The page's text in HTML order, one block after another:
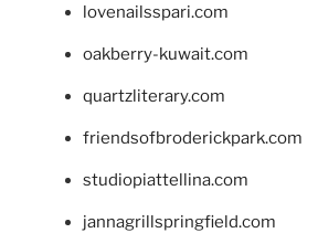
lovenailsspari.com
oakberry-kuwait.com
quartzliterary.com
friendsofbroderickpark.com
studiopiattellina.com
jannagrillspringfield.com